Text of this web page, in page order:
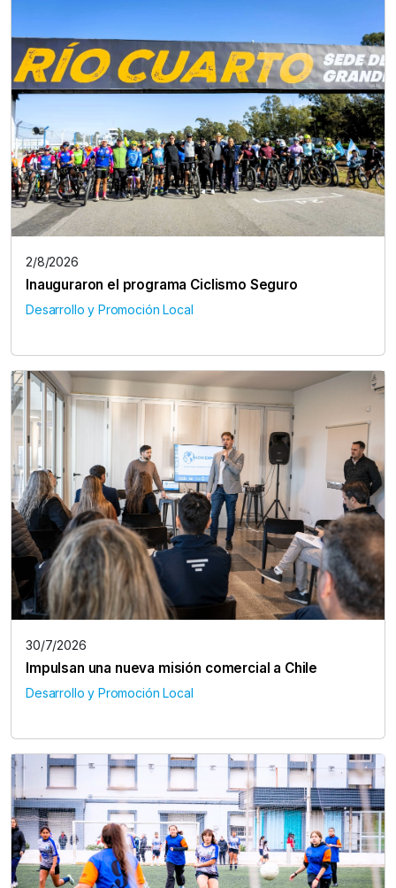
2/8/2026
Inauguraron el programa Ciclismo Seguro
Desarrollo y Promoción Local
30/7/2026
Impulsan una nueva misión comercial a Chile
Desarrollo y Promoción Local